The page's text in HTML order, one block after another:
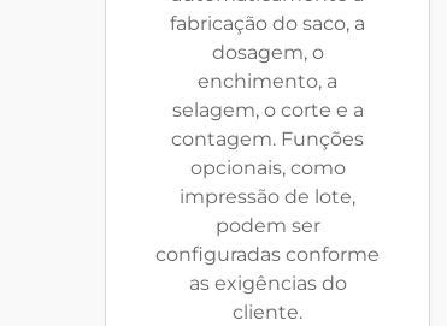
fabricação do saco, a
dosagem, o
enchimento, a
selagem, o corte e a
contagem. Funções
opcionais, como
impressão de lote,
podem ser
configuradas conforme
as exigências do
cliente.